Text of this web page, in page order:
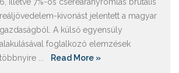
reáljövedelem-kivonást jelentett a magyar
gazdaságból. A külső egyensúly
alakulásával foglalkozó elemzések
többnyire ...
Read More »